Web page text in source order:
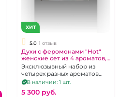
ХИТ
5.0 1 отзыв
Духи с феромонами "Hot"
женские сет из 4 ароматов,
4х5 мл
Эксклюзывный набор из
четырех разных ароматов
небольшого размера.
Объем-5мл.
В наличии: 1 шт.
5 300 pуб.